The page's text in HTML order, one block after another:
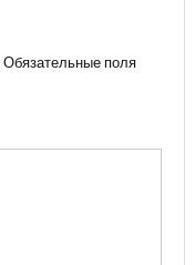
Обязательные поля